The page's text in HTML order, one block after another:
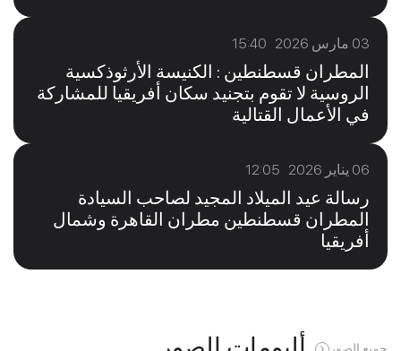
03 مارس 2026 15:40
المطران قسطنطين : الكنيسة الأرثوذكسية
الروسية لا تقوم بتجنيد سكان أفريقيا للمشاركة
في الأعمال القتالية
06 يناير 2026 12:05
رسالة عيد الميلاد المجيد لصاحب السيادة
المطران قسطنطين مطران القاهرة وشمال
أفريقيا